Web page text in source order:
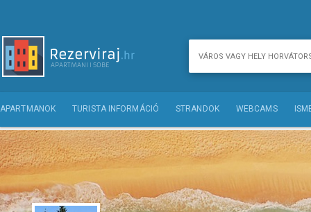
APARTMANOK TURISTA INFORMÁCIÓ STRANDOK WEBCAMS